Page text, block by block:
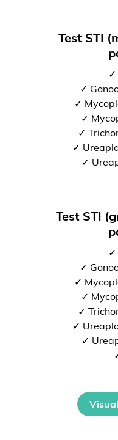
Test STI
✓
✓
✓
✓
✓
✓
✓
Test STI
✓
✓
✓
✓
✓
✓
✓